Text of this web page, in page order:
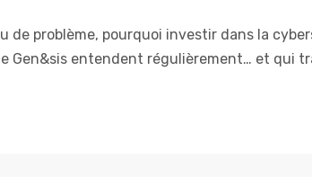
de problème, pourquoi investir dans la
Gen&sis entendent régulièrement… et qui